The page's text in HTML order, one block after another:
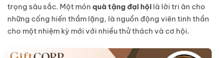
trọng sâu sắc. Một món quà tặng đại hội là lời tri ân cho
những cống hiến thầm lặng, là nguồn động viên tinh thần
cho một nhiệm kỳ mới với nhiều thử thách và cơ hội.